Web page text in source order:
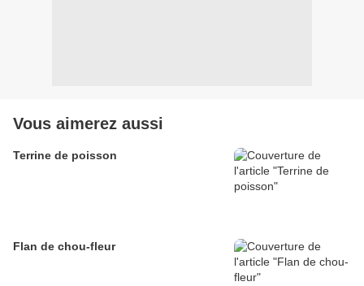
Vous aimerez aussi
Terrine de poisson
Flan de chou-fleur